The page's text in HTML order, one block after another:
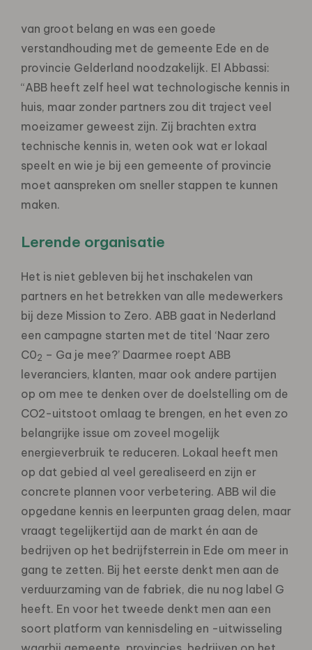
van groot belang en was een goede
verstandhouding met de gemeente Ede en de
provincie Gelderland noodzakelijk. El Abbassi:
“ABB heeft zelf heel wat technologische kennis in
huis, maar zonder partners zou dit traject veel
moeizamer geweest zijn. Zij brachten extra
technische kennis in, weten ook wat er lokaal
speelt en wie je bij een gemeente of provincie
moet aanspreken om sneller stappen te kunnen
maken.
Lerende organisatie
Het is niet gebleven bij het inschakelen van
partners en het betrekken van alle medewerkers
bij deze Mission to Zero. ABB gaat in Nederland
een campagne starten met de titel ‘Naar zero
C02 – Ga je mee?’ Daarmee roept ABB
leveranciers, klanten, maar ook andere partijen
op om mee te denken over de doelstelling om de
CO2-uitstoot omlaag te brengen, en het even zo
belangrijke issue om zoveel mogelijk
energieverbruik te reduceren. Lokaal heeft men
op dat gebied al veel gerealiseerd en zijn er
concrete plannen voor verbetering. ABB wil die
opgedane kennis en leerpunten graag delen, maar
vraagt tegelijkertijd aan de markt én aan de
bedrijven op het bedrijfsterrein in Ede om meer in
gang te zetten. Bij het eerste denkt men aan de
verduurzaming van de fabriek, die nu nog label G
heeft. En voor het tweede denkt men aan een
soort platform van kennisdeling en -uitwisseling